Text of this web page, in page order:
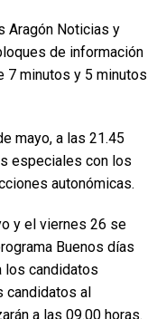
Aragón Noticias y
de información
7 minutos y 5 minutos
mayo, a las 21.45
especiales con los
autonómicas.
y el viernes 26 se
Buenos días
los candidatos
candidatos al
a las 09.00 horas.